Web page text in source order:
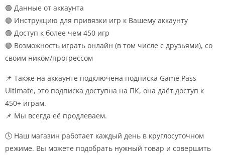
🟢 Данные от аккаунта
🟢 Инструкцию для привязки игр к Вашему аккаунту
🟢 Доступ к более чем 450 игр
🟢 Возможность играть онлайн (в том числе с друзьями), со
своим ником/прогрессом
📌 Также на аккаунте подключена подписка Game Pass
Ultimate, это подписка доступна на ПК, она даёт доступ к
450+ играм.
📌 Мы всегда её продлеваем.
🕓 Наш магазин работает каждый день в круглосуточном
режиме. Вы можете подобрать нужный товар и совершить